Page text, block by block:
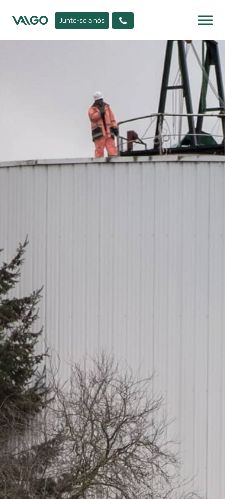
Junte-se a nós